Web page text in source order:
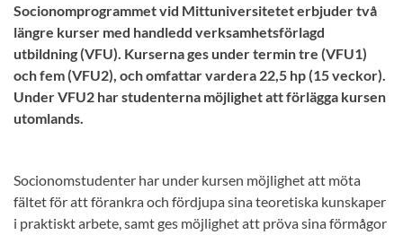
Socionomprogrammet vid Mittuniversitetet erbjuder två
längre kurser med handledd verksamhetsförlagd
utbildning (VFU). Kurserna ges under termin tre (VFU1)
och fem (VFU2), och omfattar vardera 22,5 hp (15 veckor).
Under VFU2 har studenterna möjlighet att förlägga kursen
utomlands.
Socionomstudenter har under kursen möjlighet att möta
fältet för att förankra och fördjupa sina teoretiska kunskaper
i praktiskt arbete, samt ges möjlighet att pröva sina förmågor